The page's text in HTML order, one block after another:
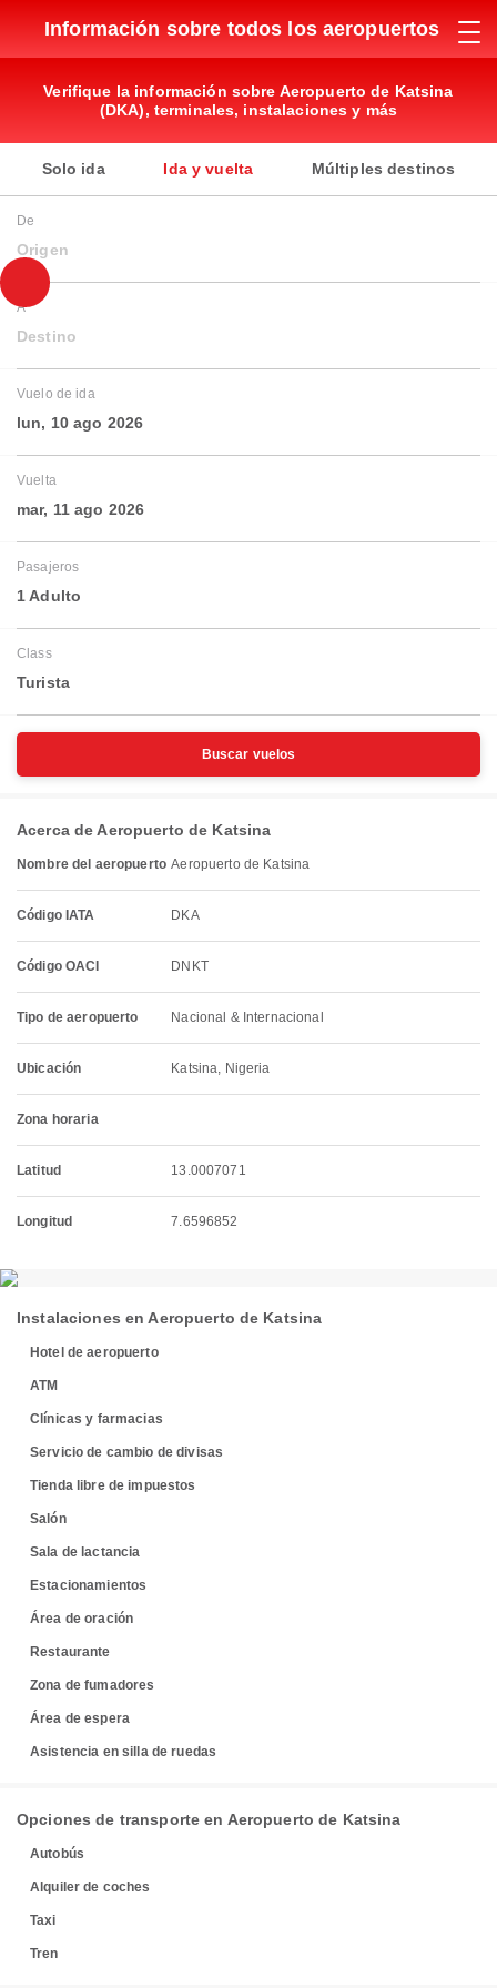
Información sobre todos los aeropuertos
Verifique la información sobre Aeropuerto de Katsina
(DKA), terminales, instalaciones y más
Solo ida Ida y vuelta Múltiples destinos
De
Origen
A
Destino
Vuelo de ida
lun, 10 ago 2026
Vuelta
mar, 11 ago 2026
Pasajeros
1 Adulto
Class
Turista
Buscar vuelos
Acerca de Aeropuerto de Katsina
Nombre del aeropuerto Aeropuerto de Katsina
Código IATA DKA
Código OACI DNKT
Tipo de aeropuerto Nacional & Internacional
Ubicación Katsina, Nigeria
Zona horaria
Latitud 13.0007071
Longitud 7.6596852
Instalaciones en Aeropuerto de Katsina
Hotel de aeropuerto
ATM
Clínicas y farmacias
Servicio de cambio de divisas
Tienda libre de impuestos
Salón
Sala de lactancia
Estacionamientos
Área de oración
Restaurante
Zona de fumadores
Área de espera
Asistencia en silla de ruedas
Opciones de transporte en Aeropuerto de Katsina
Autobús
Alquiler de coches
Taxi
Tren